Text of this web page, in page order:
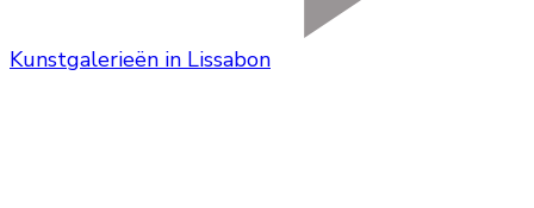
Kunstgalerieën in Lissabon